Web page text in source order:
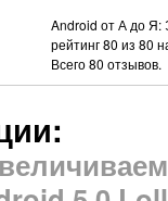
Android от А до Я:
рейтинг80 из 80
Всего80 отзывов.